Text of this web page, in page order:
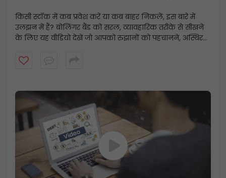
किसी स्टॉक में कब प्रवेश करें या कब बाहर निकलें, इस बारे में
उलझन में हैं? बोलिंगर बैंड को सरल, व्यावहारिक तरीके से सीखने
के लिए यह वीडियो देखें जो आपको रुझानों को पहचानने, अस्थिरता